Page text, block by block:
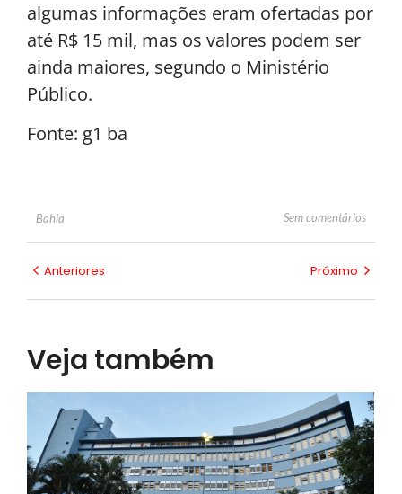
algumas informações eram ofertadas por
até R$ 15 mil, mas os valores podem ser
ainda maiores, segundo o Ministério
Público.
Fonte: g1 ba
Bahia Sem comentários
Anteriores Próximo
Veja também